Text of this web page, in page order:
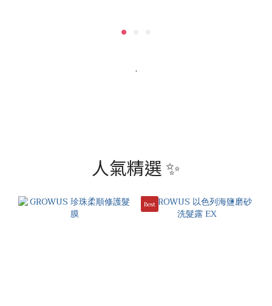
.
人氣精選 ✨
Best